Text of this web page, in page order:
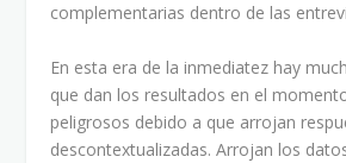
complementarias dentro de las
En esta era de la inmediatez hay
que dan los resultados en el
peligrosos debido a que arrojan
descontextualizadas. Arrojan los